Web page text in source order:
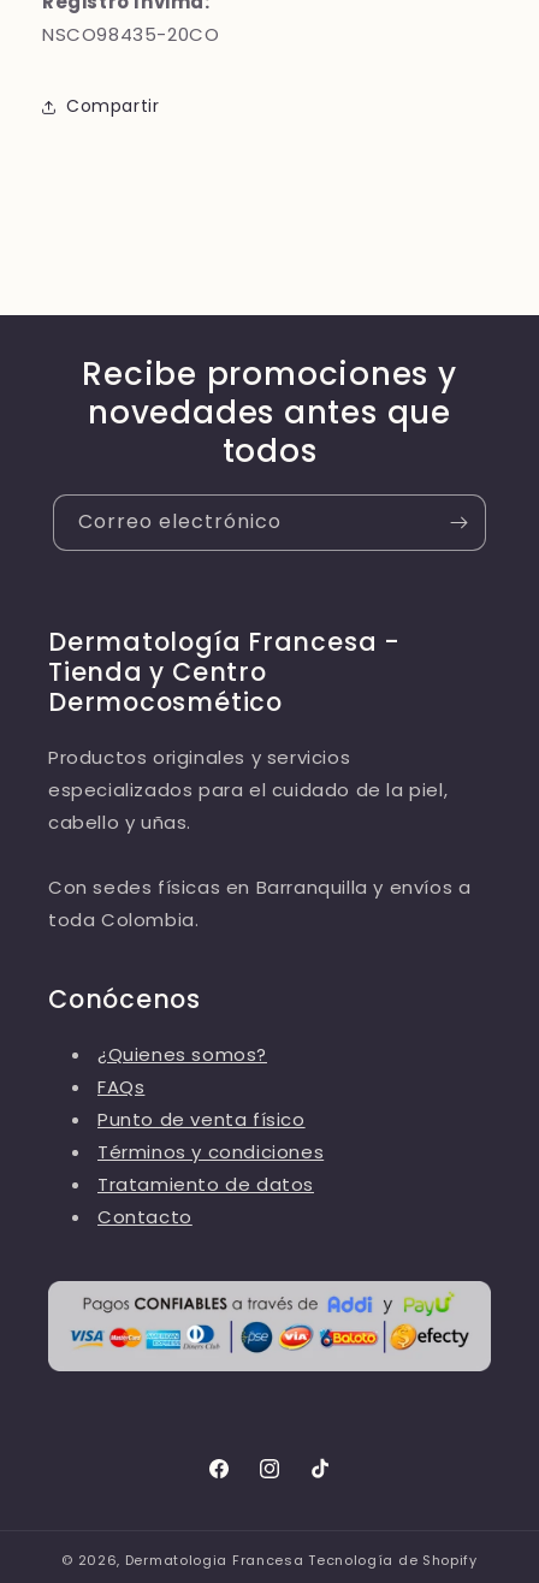
NSCO98435-20CO
Compartir
Recibe promociones y
novedades antes que
todos
Correo electrónico
Dermatología Francesa -
Tienda y Centro
Dermocosmético
Productos originales y servicios
especializados para el cuidado de la piel,
cabello y uñas.
Con sedes físicas en Barranquilla y envíos a
toda Colombia.
Conócenos
¿Quienes somos?
FAQs
Punto de venta físico
Términos y condiciones
Tratamiento de datos
Contacto
FacebookInstagram
TikTok
© 2026, Dermatologia Francesa Tecnología de Shopify